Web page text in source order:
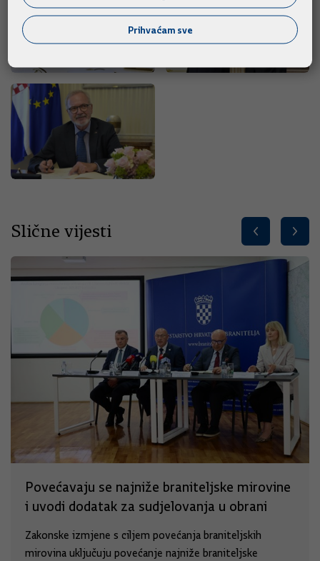
Slične vijesti
Povećavaju se najniže braniteljske mirovine
i uvodi dodatak za sudjelovanja u obrani
Zakonske izmjene s ciljem povećanja braniteljskih
mirovina uključuju povećanje najniže braniteljske
Prihvaćam sve